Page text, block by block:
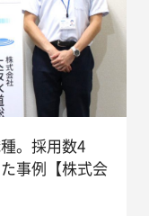
。採用数4
事例【株式会